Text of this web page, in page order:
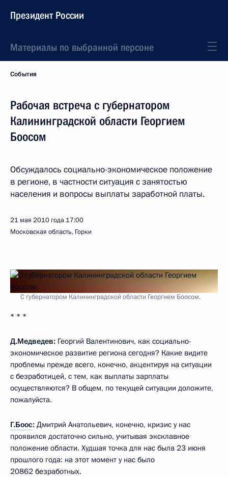
Президент России
Материалы по выбранной персоне
События
Рабочая встреча с губернатором
Калининградской области Георгием
Боосом
Обсуждалось социально-экономическое положение
в регионе, в частности ситуация с занятостью
населения и вопросы выплаты заработной платы.
21 мая 2010 года 17:00
Московская область, Горки
С губернатором Калининградской области Георгием Боосом.
* * *
Д.Медведев: Георгий Валентинович, как социально-
экономическое развитие региона сегодня? Какие видите
проблемы прежде всего, конечно, акцентируя на ситуации
с безработицей, с тем, как выплаты зарплаты
осуществляются? В общем, по текущей ситуации доложите,
пожалуйста.
Г.Боос: Дмитрий Анатольевич, конечно, кризис у нас
проявился достаточно сильно, учитывая эксклавное
положение области. Худшая точка для нас была 23 июня
прошлого года: на этот момент у нас было
20862 безработных.